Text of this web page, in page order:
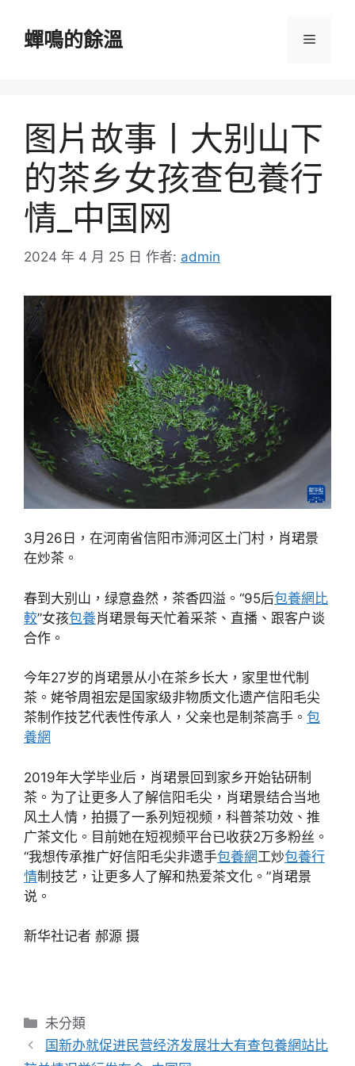
蟬鳴的餘溫 選
图片故事丨大别山下
的茶乡女孩查包養行
情_中国网
2024 年 4 月 25 日 作者: admin
3月26日，在河南省信阳市浉河区土门村，肖珺景
在炒茶。
春到大别山，绿意盎然，茶香四溢。“95后包養網比
較”女孩包養肖珺景每天忙着采茶、直播、跟客户谈
合作。
今年27岁的肖珺景从小在茶乡长大，家里世代制
茶。姥爷周祖宏是国家级非物质文化遗产信阳毛尖
茶制作技艺代表性传承人，父亲也是制茶高手。 包
養網
2019年大学毕业后，肖珺景回到家乡开始钻研制
茶。为了让更多人了解信阳毛尖，肖珺景结合当地
风土人情，拍摄了一系列短视频，科普茶功效、推
广茶文化。目前她在短视频平台已收获2万多粉丝。
“我想传承推广好信阳毛尖非遗手包養網工炒包養行
情制技艺，让更多人了解和热爱茶文化。”肖珺景
说。
新华社记者 郝源 摄
分
類
未分類
国新办就促进民营经济发展壮大有查包養網站比